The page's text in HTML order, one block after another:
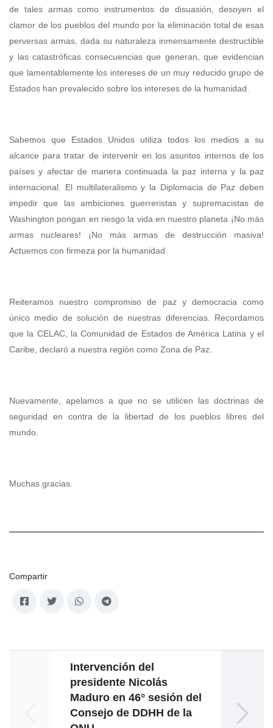
de tales armas como instrumentos de disuasión, desoyen el
clamor de los pueblos del mundo por la eliminación total de esas
perversas armas, dada su naturaleza inmensamente destructible
y las catastróficas consecuencias que generan, que evidencian
que lamentablemente los intereses de un muy reducido grupo de
Estados han prevalecido sobre los intereses de la humanidad.
Sabemos que Estados Unidos utiliza todos los medios a su
alcance para tratar de intervenir en los asuntos internos de los
países y afectar de manera continuada la paz interna y la paz
internacional. El multilateralismo y la Diplomacia de Paz deben
impedir que las ambiciones guerreristas y supremacistas de
Washington pongan en riesgo la vida en nuestro planeta ¡No más
armas nucleares! ¡No más armas de destrucción masiva!
Actuemos con firmeza por la humanidad.
Reiteramos nuestro compromiso de paz y democracia como
único medio de solución de nuestras diferencias. Recordamos
que la CELAC, la Comunidad de Estados de América Latina y el
Caribe, declaró a nuestra región como Zona de Paz.
Nuevamente, apelamos a que no se utilicen las doctrinas de
seguridad en contra de la libertad de los pueblos libres del
mundo.
Muchas gracias.
Compartir
Intervención del
presidente Nicolás
Maduro en 46° sesión del
Consejo de DDHH de la
Nivel